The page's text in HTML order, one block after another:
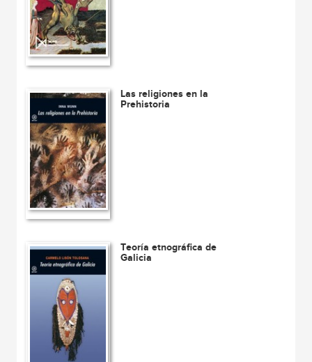
Las religiones en la
Prehistoria
Teoría etnográfica de
Galicia